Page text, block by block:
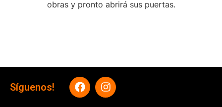
obras y pronto abrirá sus puertas.
Síguenos!